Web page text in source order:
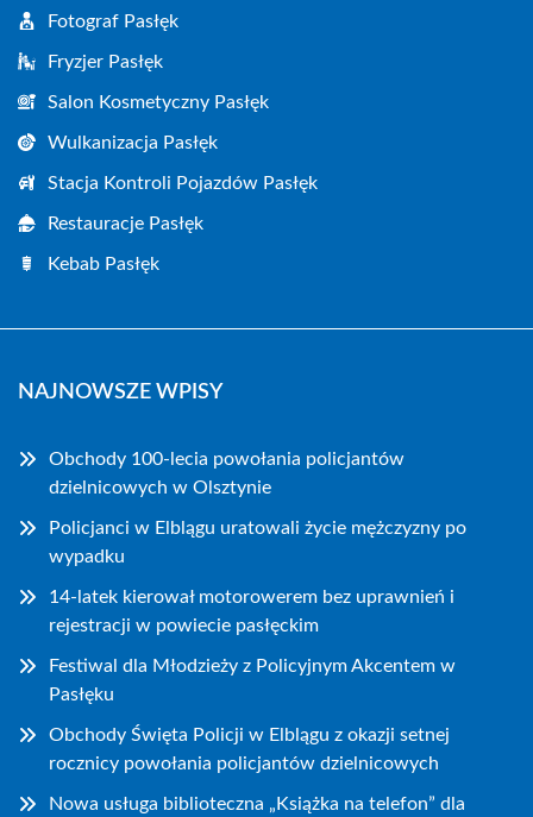
Fotograf Pasłęk
Fryzjer Pasłęk
Salon Kosmetyczny Pasłęk
Wulkanizacja Pasłęk
Stacja Kontroli Pojazdów Pasłęk
Restauracje Pasłęk
Kebab Pasłęk
NAJNOWSZE WPISY
Obchody 100-lecia powołania policjantów
dzielnicowych w Olsztynie
Policjanci w Elblągu uratowali życie mężczyzny po
wypadku
14-latek kierował motorowerem bez uprawnień i
rejestracji w powiecie pasłęckim
Festiwal dla Młodzieży z Policyjnym Akcentem w
Pasłęku
Obchody Święta Policji w Elblągu z okazji setnej
rocznicy powołania policjantów dzielnicowych
Nowa usługa biblioteczna „Książka na telefon” dla